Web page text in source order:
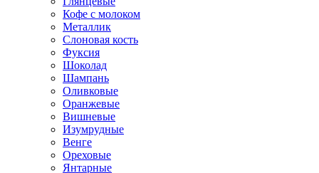
Кофе с молоком
Металлик
Слоновая кость
Фуксия
Шоколад
Шампань
Оливковые
Оранжевые
Вишневые
Изумрудные
Венге
Ореховые
Янтарные